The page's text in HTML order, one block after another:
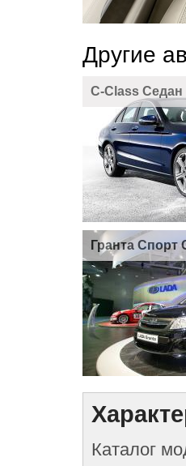
Другие
C-Class Седан
Гранта Спорт
Каталог